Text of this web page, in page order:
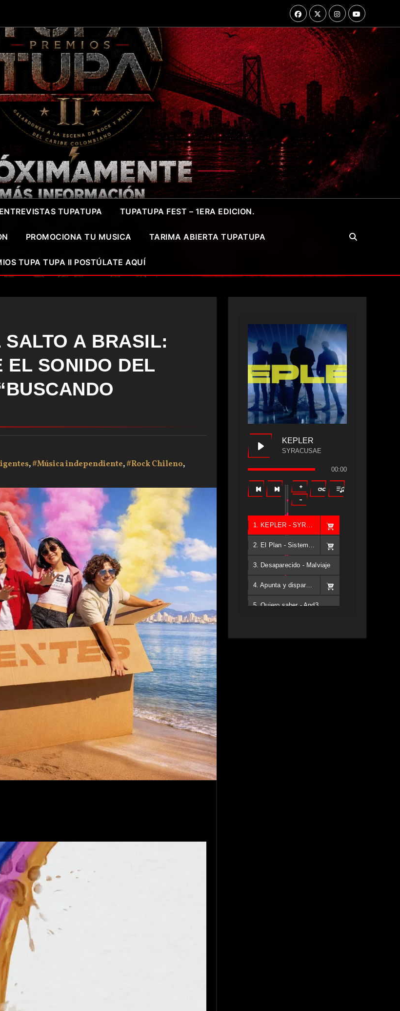
ENTREVISTAS TUPATUPA TUPATUPA FEST – 1ERA EDICION.
PROMOCIONA TU MUSICA TARIMA ABIERTA TUPATUPA
TUPA TUPA II POSTÚLATE AQUÍ
A BRASIL:
EL SONIDO DEL
,#Música independiente,#Rock Chileno,
KEPLER
SYRACUSAE
00:00
3. Desaparecido - Malviaje
5. Quiero saber - And3